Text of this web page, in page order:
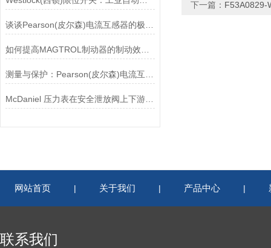
McDaniel 压力表在安全泄放阀上下游压力监测中的应用
下一篇： F53A0829-
网站首页 | 关于我们 | 产品中心 |
联系我们